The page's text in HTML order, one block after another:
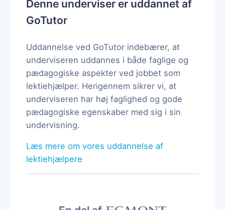
Denne underviser er uddannet af
GoTutor
Uddannelse ved GoTutor indebærer, at
underviseren uddannes i både faglige og
pædagogiske aspekter ved jobbet som
lektiehjælper. Herigennem sikrer vi, at
underviseren har høj faglighed og gode
pædagogiske egenskaber med sig i sin
undervisning.
Læs mere om vores uddannelse af
lektiehjælpere